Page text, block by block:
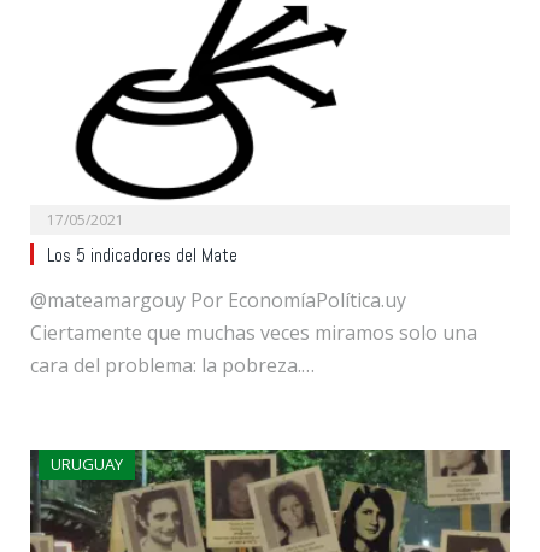
17/05/2021
Los 5 indicadores del Mate
@mateamargouy Por EconomíaPolítica.uy
Ciertamente que muchas veces miramos solo una
cara del problema: la pobreza.…
URUGUAY